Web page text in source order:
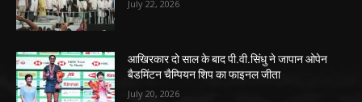
July 22, 2026
आखिरकार दो साल के बाद पी.वी.सिंधु ने जापान ओपेन
बैडमिंटन चैम्पियन शिप का फाइनल जीता
July 20, 2026